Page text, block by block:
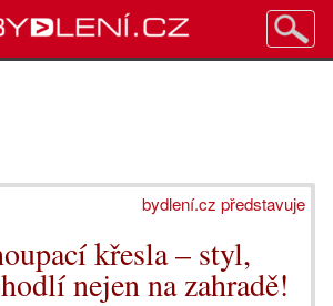
bydlení.cz představuje
křesla – styl,
nejen na zahradě!